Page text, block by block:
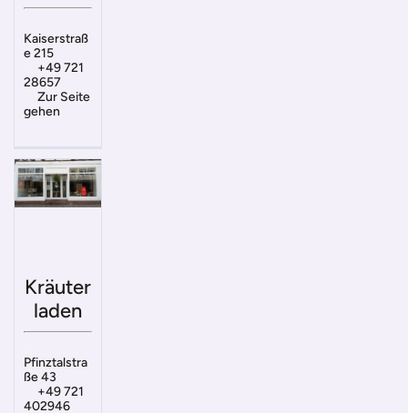
Kaiserstraß
e 215
+49 721
28657
Zur Seite
gehen
Kräuter
laden
Pfinztalstra
ße 43
+49 721
402946